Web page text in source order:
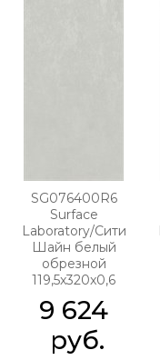
SG076400R6
Surface
Laboratory/Сити
Шайн белый
обрезной
119,5x320x0,6
9 624
руб.